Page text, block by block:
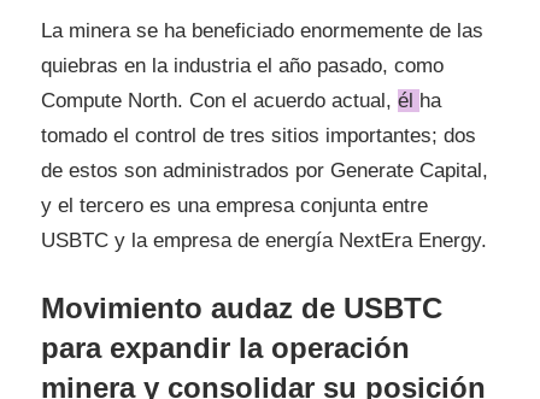
La minera se ha beneficiado enormemente de las
quiebras en la industria el año pasado, como
Compute North. Con el acuerdo actual, él ha
tomado el control de tres sitios importantes; dos
de estos son administrados por Generate Capital,
y el tercero es una empresa conjunta entre
USBTC y la empresa de energía NextEra Energy.
Movimiento audaz de USBTC
para expandir la operación
minera y consolidar su posición